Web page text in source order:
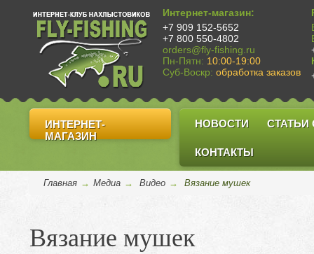
Интернет-магазин:
+7 909 152-5652
+7 800 550-4802
orders@fly-fishing.ru
Пн-Пятн: 10:00-19:00
Суб-Воскр: обработка заказов
ИНТЕРНЕТ-
МАГАЗИН
НОВОСТИ СТАТЬИ
КОНТАКТЫ
Главная → Медиа → Видео → Вязание мушек
Вязание мушек